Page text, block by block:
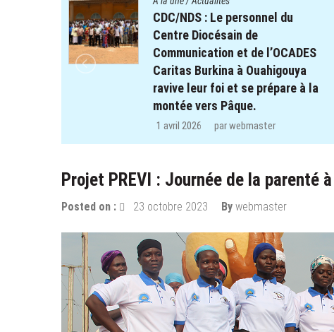
Cinq cent cinq (505) enfants des
clubs d’écoute du projet REPERE
retrouvent le chemin de l’école
dans les régions de Koulsé et de
Yaadga.
13 février 2026 parwebmaster
Projet PREVI : Journée de la parenté
Posted on : 23 octobre 2023 By webmaster